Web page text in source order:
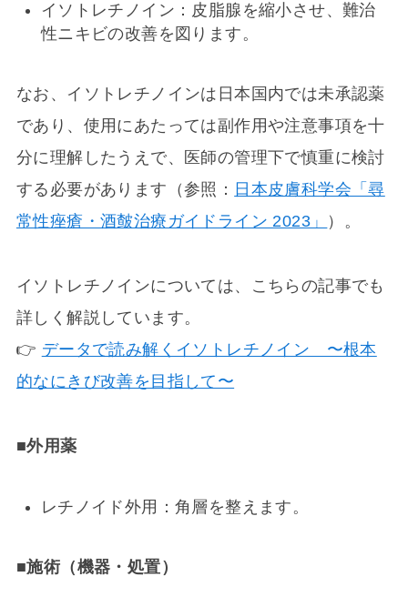
イソトレチノイン：皮脂腺を縮小させ、難治
性ニキビの改善を図ります。
なお、イソトレチノインは日本国内では未承認薬
であり、使用にあたっては副作用や注意事項を十
分に理解したうえで、医師の管理下で慎重に検討
する必要があります（参照： 日本皮膚科学会「尋
常性痤瘡・酒皶治療ガイドライン 2023」
）。
イソトレチノインについては、こちらの記事でも
詳しく解説しています。
👉 データで読み解くイソトレチノイン 〜根本
的なにきび改善を目指して〜
■外用薬
レチノイド外用：角層を整えます。
■施術（機器・処置）